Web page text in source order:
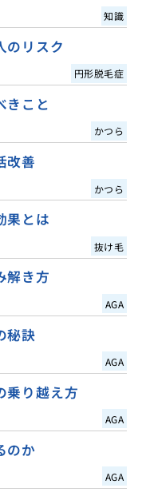
知識
のリスク
円形脱毛症
きこと
かつら
改善
かつら
果とは
抜け毛
解き方
AGA
秘訣
AGA
乗り越え方
AGA
のか
AGA